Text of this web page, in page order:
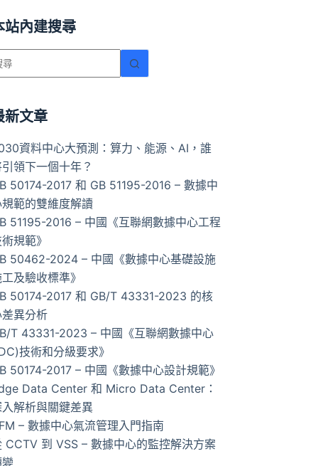
站內建搜尋
新文章
資料中心大預測：算力、能源、AI，誰
領下一個十年？
50174-2017 和 GB 51195-2016 – 數據中
範的雙維度解讀
51195-2016 – 中國《互聯網數據中心工程
規範》
50462-2024 – 中國《數據中心基礎設施
及驗收標準》
50174-2017 和 GB/T 43331-2023 的核
異分析
T 43331-2023 – 中國《互聯網數據中心
技術和分級要求》
50174-2017 – 中國《數據中心設計規範》
Data Center 和 Micro Data Center：
解析與關鍵差異
– 數據中心氣流管理入門指南
CCTV 到 VSS – 數據中心的監控解決方案